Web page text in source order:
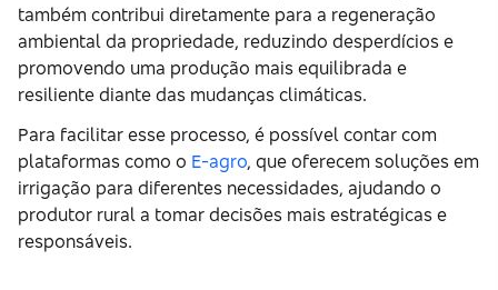
também contribui diretamente para a regeneração
ambiental da propriedade, reduzindo desperdícios e
promovendo uma produção mais equilibrada e
resiliente diante das mudanças climáticas.
Para facilitar esse processo, é possível contar com
plataformas como o E-agro, que oferecem soluções em
irrigação para diferentes necessidades, ajudando o
produtor rural a tomar decisões mais estratégicas e
responsáveis.